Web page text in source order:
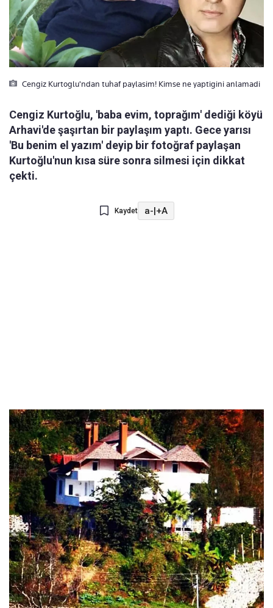
Cengiz Kurtoglu'ndan tuhaf paylasim! Kimse ne yaptigini anlamadi
Cengiz Kurtoğlu, 'baba evim, toprağım' dediği köyü
Arhavi'de şaşırtan bir paylaşım yaptı. Gece yarısı
'Bu benim el yazım' deyip bir fotoğraf paylaşan
Kurtoğlu'nun kısa süre sonra silmesi için dikkat
çekti.
Kaydet a-|+A